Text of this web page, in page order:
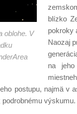
oblohe. V
blízko
pokroky
Naozaj
na
postupu, najmä
výskumu.